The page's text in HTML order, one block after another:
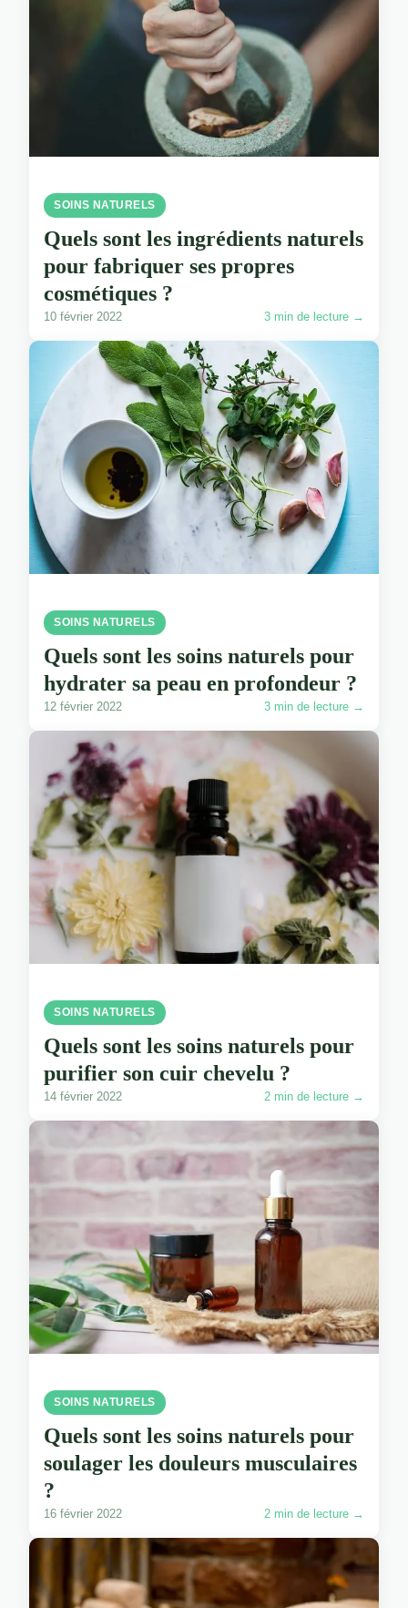
SOINS NATURELS
Quels sont les ingrédients naturels
pour fabriquer ses propres
cosmétiques ?
10 février 2022 3 min de lecture →
SOINS NATURELS
Quels sont les soins naturels pour
hydrater sa peau en profondeur ?
12 février 2022 3 min de lecture →
SOINS NATURELS
Quels sont les soins naturels pour
purifier son cuir chevelu ?
14 février 2022 2 min de lecture →
SOINS NATURELS
Quels sont les soins naturels pour
soulager les douleurs musculaires
?
16 février 2022 2 min de lecture →